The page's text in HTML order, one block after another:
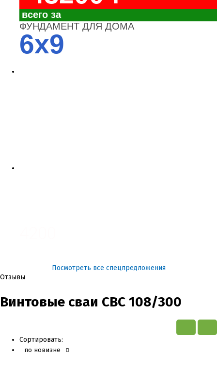
всего за
ФУНДАМЕНТ ДЛЯ ДОМА
6x9
Посмотреть все спецпредложения
Отзывы
Винтовые сваи СВС 108/300
Сортировать:
по новизне